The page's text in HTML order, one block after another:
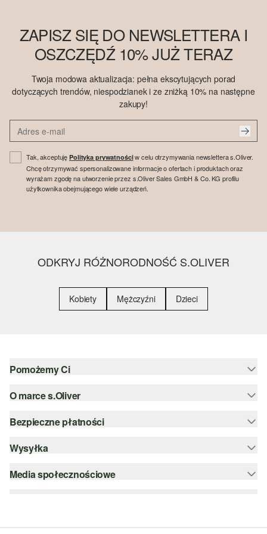
ZAPISZ SIĘ DO NEWSLETTERA I
OSZCZĘDŹ 10% JUŻ TERAZ
Twoja modowa aktualizacja: pełna ekscytujących porad
dotyczących trendów, niespodzianek i ze zniżką 10% na następne
zakupy!
Tak, akceptujęPolityka prywatnościw celu otrzymywania newslettera s.Oliver.
Chcę otrzymywać spersonalizowane informacje o ofertach i produktach oraz
wyrażam zgodę na utworzenie przez s.Oliver Sales GmbH & Co. KG profilu
użytkownika obejmującego wiele urządzeń.
ODKRYJ RÓŻNORODNOŚĆ S.OLIVER
Kobiety Mężczyźni Dzieci
Pomożemy Ci
Pomoc i FAQ
Porady dotyczące rozmiarów
Kategorie
O marce s.Oliver
Newsletter
Wyszukiwarka sklepów
Bezpieczne płatności
PayPal
Wysyłka
DHL PL
Media społecznościowe